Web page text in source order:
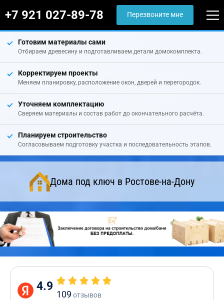
+7 921 027-89-78 Перезвоните мне
Готовим материалы сами
Отбираем древесину и подготавливаем детали домокомплекта.
Корректируем проекты
Меняем планировку, расположение окон, дверей и перегородок.
Уточняем комплектацию
Сверяем материалы и состав работ до окончательного расчёта.
Планируем строительство
Согласовываем подготовку участка и последовательность этапов.
Дома под ключ в Ростове-на-Дону
4.9
109 отзывов